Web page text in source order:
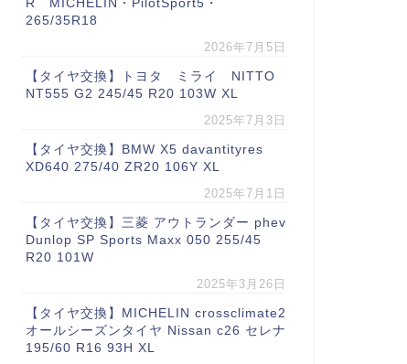
R MICHELIN・PilotSport5・
265/35R18
2026年7月5日
【タイヤ交換】トヨタ ミライ NITTO
NT555 G2 245/45 R20 103W XL
2025年7月3日
【タイヤ交換】BMW X5 davantityres
XD640 275/40 ZR20 106Y XL
2025年7月1日
【タイヤ交換】三菱 アウトランダー phev
Dunlop SP Sports Maxx 050 255/45
R20 101W
2025年3月26日
【タイヤ交換】MICHELIN crossclimate2
オールシーズンタイヤ Nissan c26 セレナ
195/60 R16 93H XL